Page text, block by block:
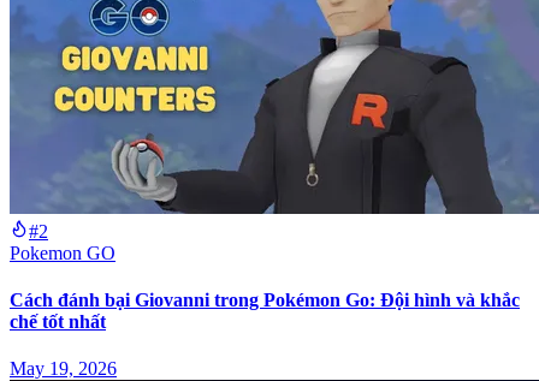
#2
Pokemon GO
Cách đánh bại Giovanni trong Pokémon Go: Đội hình và khắc
chế tốt nhất
May 19, 2026